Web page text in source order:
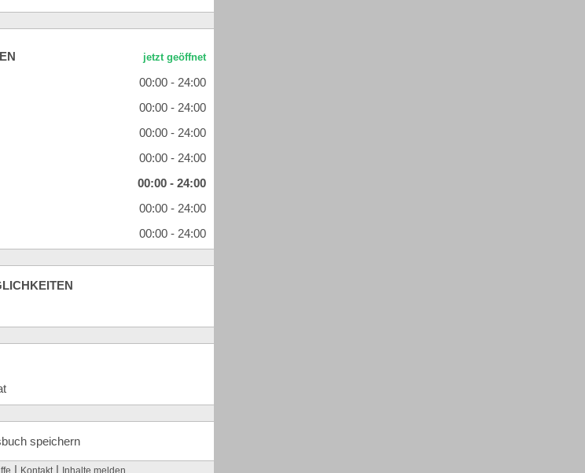
00:00 - 24:00
00:00 - 24:00
00:00 - 24:00
00:00 - 24:00
00:00 - 24:00
00:00 - 24:00
00:00 - 24:00
speichern
| Kontakt | Inhalte melden